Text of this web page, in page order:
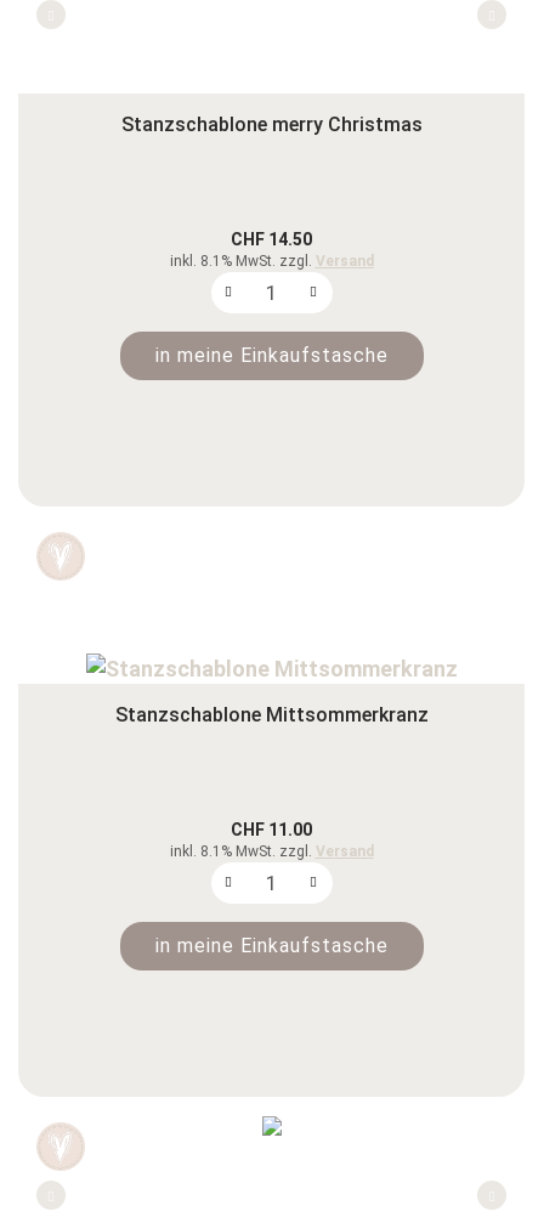
Stanzschablone merry Christmas
CHF 14.50
inkl. 8.1% MwSt. zzgl. Versand
in meine Einkaufstasche
Stanzschablone Mittsommerkranz
CHF 11.00
inkl. 8.1% MwSt. zzgl. Versand
in meine Einkaufstasche